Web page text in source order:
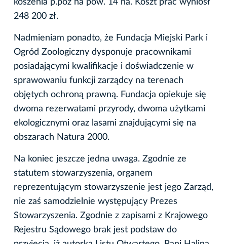
248 200 zł.
Nadmieniam ponadto, że Fundacja Miejski Park i
Ogród Zoologiczny dysponuje pracownikami
posiadającymi kwalifikacje i doświadczenie w
sprawowaniu funkcji zarządcy na terenach
objętych ochroną prawną. Fundacja opiekuje się
dwoma rezerwatami przyrody, dwoma użytkami
ekologicznymi oraz lasami znajdującymi się na
obszarach Natura 2000.
Na koniec jeszcze jedna uwaga. Zgodnie ze
statutem stowarzyszenia, organem
reprezentującym stowarzyszenie jest jego Zarząd,
nie zaś samodzielnie występujący Prezes
Stowarzyszenia. Zgodnie z zapisami z Krajowego
Rejestru Sądowego brak jest podstaw do